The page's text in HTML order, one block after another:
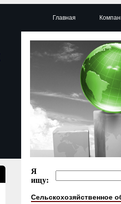
Главная
Я
ищу:
Сельскохозяйственное